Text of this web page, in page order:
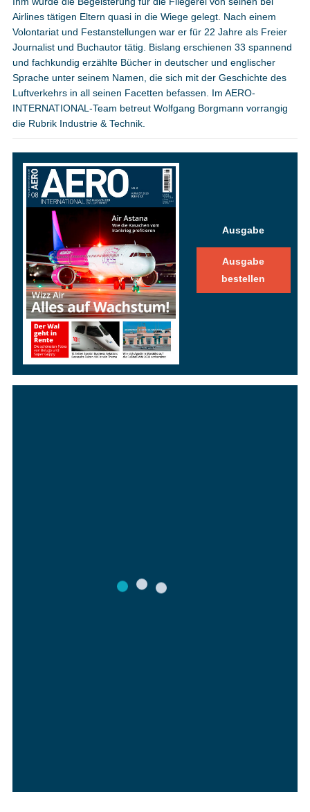
Airlines tätigen Eltern quasi in die Wiege gelegt. Nach einem
Volontariat und Festanstellungen war er für 22 Jahre als Freier
Journalist und Buchautor tätig. Bislang erschienen 33 spannend
und fachkundig erzählte Bücher in deutscher und englischer
Sprache unter seinem Namen, die sich mit der Geschichte des
Luftverkehrs in all seinen Facetten befassen. Im AERO-
INTERNATIONAL-Team betreut Wolfgang Borgmann vorrangig
die Rubrik Industrie & Technik.
Ausgabe
Ausgabe
bestellen